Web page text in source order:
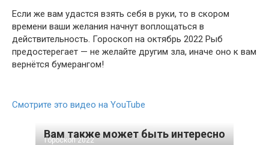
Если же вам удастся взять себя в руки, то в скором
времени ваши желания начнут воплощаться в
действительность. Гороскоп на октябрь 2022 Рыб
предостерегает — не желайте другим зла, иначе оно к вам
вернётся бумерангом!
Смотрите это видео на YouTube
Вам также может быть интересно
Гороскоп 2022